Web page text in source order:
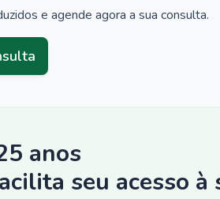
e agende agora a sua consulta.
anos
seu acesso à